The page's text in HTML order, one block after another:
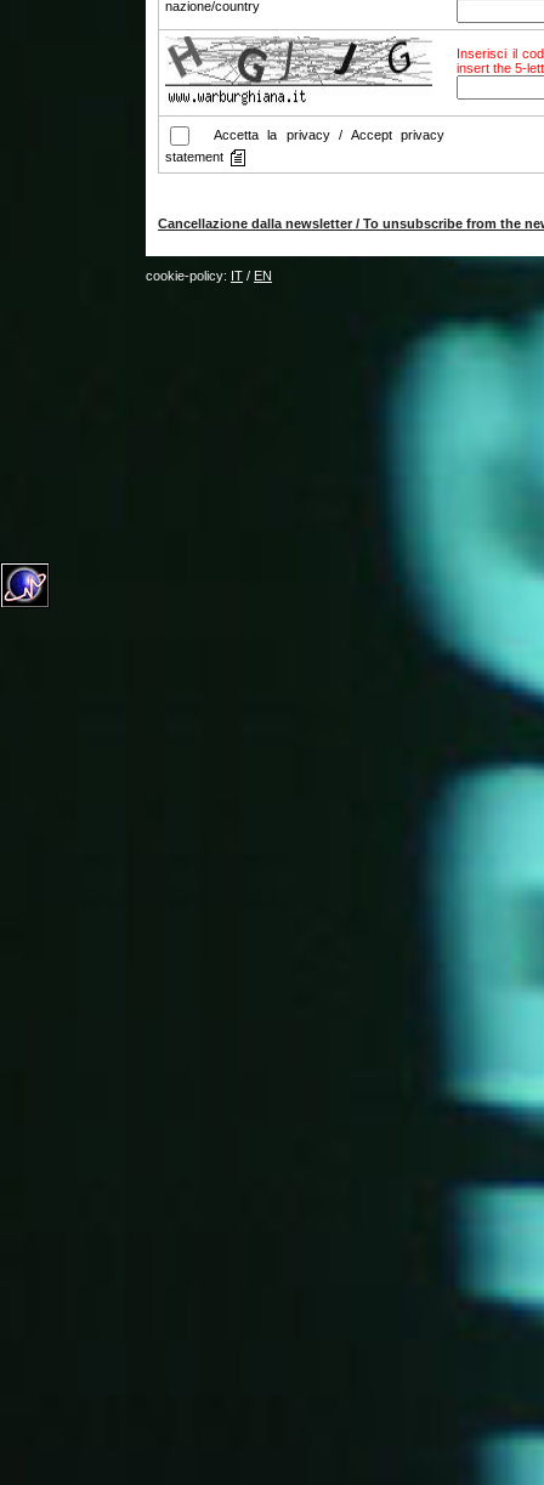
nazione/country
Inserisci il
insert the 5-
Accetta la privacy / Accept privacy
statement
Cancellazione dalla newsletter / To unsubscribe from the
cookie-policy: IT / EN